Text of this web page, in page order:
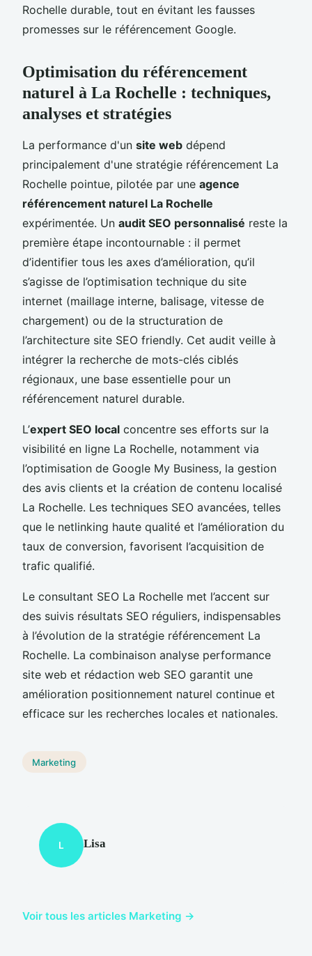
Rochelle durable, tout en évitant les fausses
promesses sur le référencement Google.
Optimisation du référencement
naturel à La Rochelle : techniques,
analyses et stratégies
La performance d'un site web dépend
principalement d'une stratégie référencement La
Rochelle pointue, pilotée par une agence
référencement naturel La Rochelle
expérimentée. Un audit SEO personnalisé reste la
première étape incontournable : il permet
d’identifier tous les axes d’amélioration, qu’il
s’agisse de l’optimisation technique du site
internet (maillage interne, balisage, vitesse de
chargement) ou de la structuration de
l’architecture site SEO friendly. Cet audit veille à
intégrer la recherche de mots-clés ciblés
régionaux, une base essentielle pour un
référencement naturel durable.
L’expert SEO local concentre ses efforts sur la
visibilité en ligne La Rochelle, notamment via
l’optimisation de Google My Business, la gestion
des avis clients et la création de contenu localisé
La Rochelle. Les techniques SEO avancées, telles
que le netlinking haute qualité et l’amélioration du
taux de conversion, favorisent l’acquisition de
trafic qualifié.
Le consultant SEO La Rochelle met l’accent sur
des suivis résultats SEO réguliers, indispensables
à l’évolution de la stratégie référencement La
Rochelle. La combinaison analyse performance
site web et rédaction web SEO garantit une
amélioration positionnement naturel continue et
efficace sur les recherches locales et nationales.
Marketing
L Lisa
Voir tous les articles Marketing →